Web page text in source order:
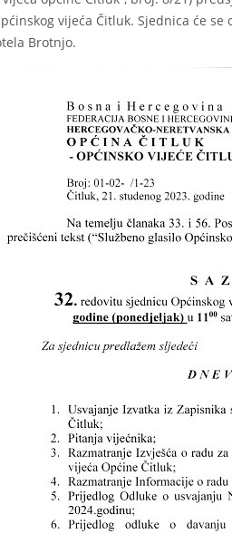
vijeća Čitluk. Sjednica će
Brotnjo.